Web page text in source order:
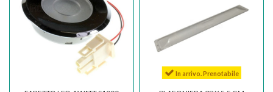
In arrivo. Prenotabile